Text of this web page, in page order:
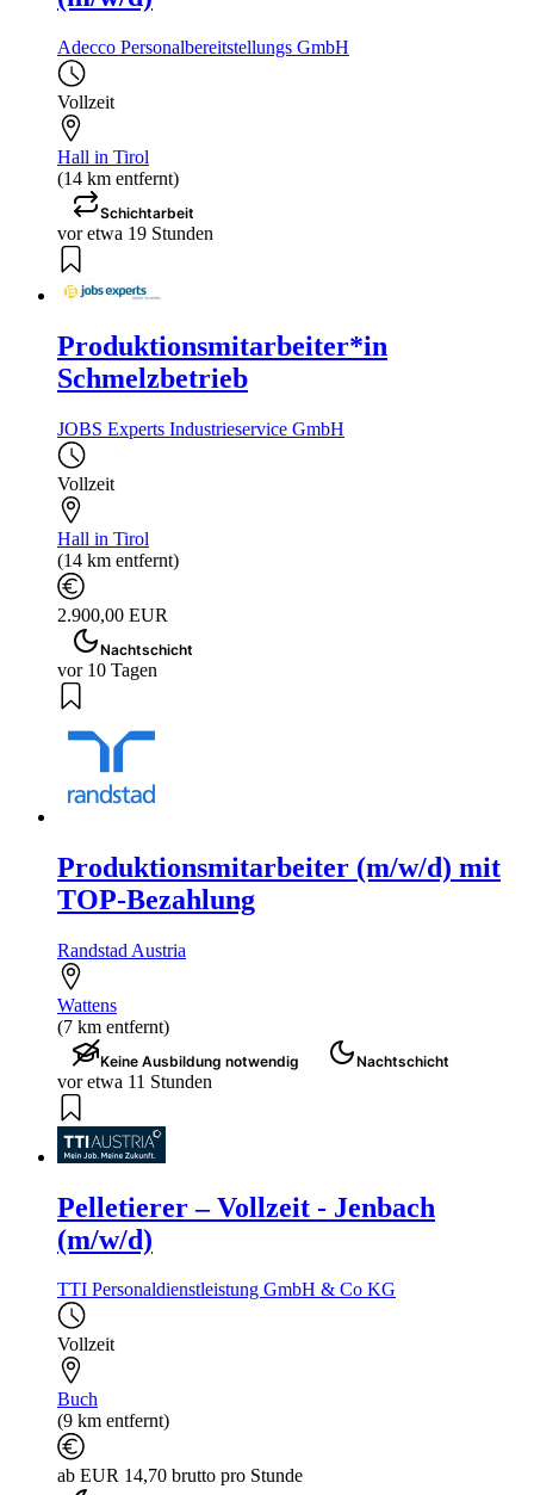
Adecco Personalbereitstellungs GmbH
Vollzeit
Hall in Tirol
(14 km entfernt)
Schichtarbeit
vor etwa 19 Stunden
Produktionsmitarbeiter*in
Schmelzbetrieb
JOBS Experts Industrieservice GmbH
Vollzeit
Hall in Tirol
(14 km entfernt)
2.900,00 EUR
Nachtschicht
vor 10 Tagen
Produktionsmitarbeiter (m/w/d) mit
TOP-Bezahlung
Randstad Austria
Wattens
(7 km entfernt)
Keine Ausbildung notwendig Nachtschicht
vor etwa 11 Stunden
Pelletierer – Vollzeit - Jenbach
(m/w/d)
TTI Personaldienstleistung GmbH & Co KG
Vollzeit
Buch
(9 km entfernt)
ab EUR 14,70 brutto pro Stunde